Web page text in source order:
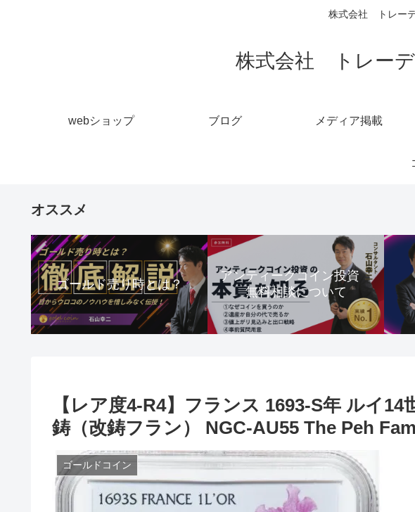
株式会社 トレー
株式会社 トレー
webショップ ブログ メディア掲載
オススメ
ゴールド売り時とは？
アンティークコイン投資
無料相談について
【レア度4-R4】フランス 1693-S年 ルイ
鋳（改鋳フラン） NGC-AU55 The Peh
ゴールドコイン